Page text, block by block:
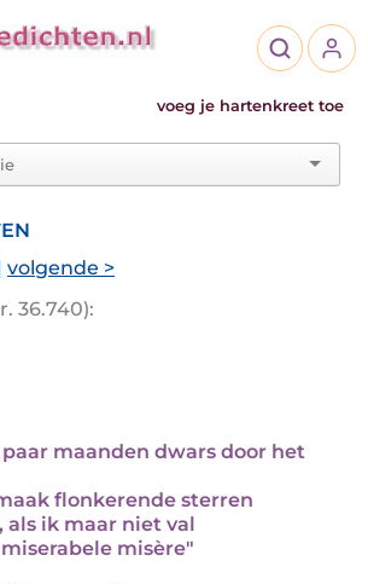
voeg je hartenkreet toe
volgende >
36.740):
maanden dwars door het
flonkerende sterren
als ik maar niet val
misère"